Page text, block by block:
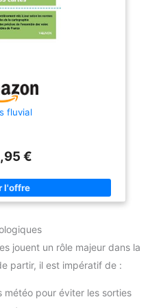
et de suivre vos aventures.
Utilisez les épingles fournies
pour marquer votre itinéraire.
Pédagogique : parfait pour les
villes pour un apprentissage
fluvial
€
jouent un rôle majeur dans la
partir, il est impératif de :
météo pour éviter les sorties